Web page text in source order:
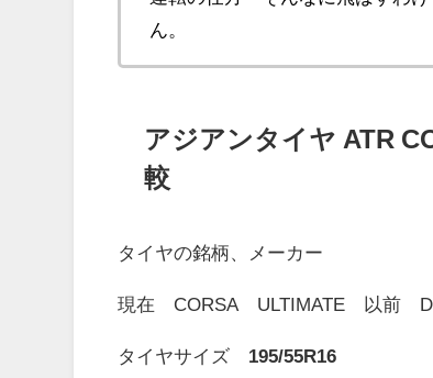
ん。
アジアンタイヤ ATR
較
タイヤの銘柄、メーカー
現在 CORSA ULTIMATE 以前
タイヤサイズ 195/55R16